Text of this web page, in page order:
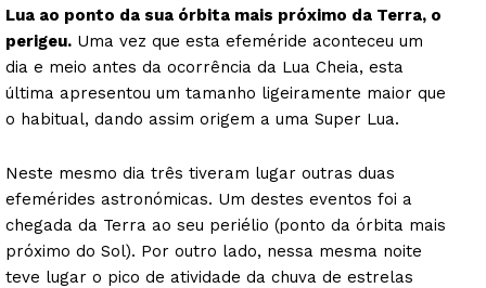
Lua ao ponto da sua órbita mais próximo da Terra, o
perigeu. Uma vez que esta efeméride aconteceu um
dia e meio antes da ocorrência da Lua Cheia, esta
última apresentou um tamanho ligeiramente maior que
o habitual, dando assim origem a uma Super Lua.
Neste mesmo dia três tiveram lugar outras duas
efemérides astronómicas. Um destes eventos foi a
chegada da Terra ao seu periélio (ponto da órbita mais
próximo do Sol). Por outro lado, nessa mesma noite
teve lugar o pico de atividade da chuva de estrelas